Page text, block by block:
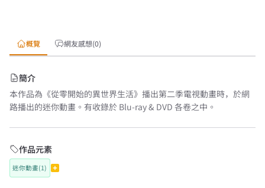
概覽 網友感想(0)
簡介
本作品為《從零開始的異世界生活》播出第二季電視動畫時，於網
路播出的迷你動畫。有收錄於 Blu-ray & DVD 各卷之中。
作品元素
迷你動畫(1)